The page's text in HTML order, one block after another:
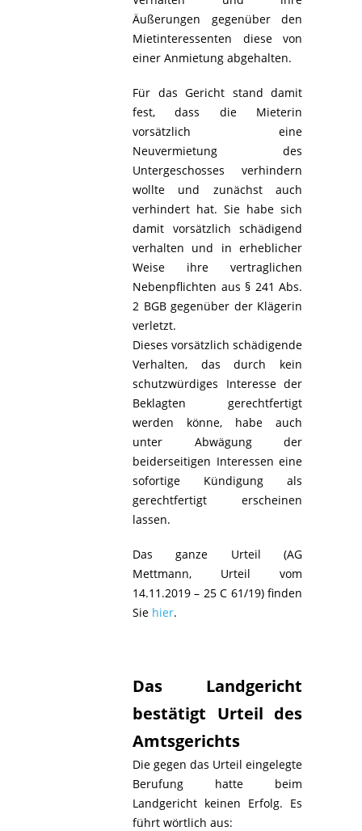
Äußerungen gegenüber den
Mietinteressenten diese von
einer Anmietung abgehalten.
Für das Gericht stand damit
fest, dass die Mieterin
vorsätzlich eine
Neuvermietung des
Untergeschosses verhindern
wollte und zunächst auch
verhindert hat. Sie habe sich
damit vorsätzlich schädigend
verhalten und in erheblicher
Weise ihre vertraglichen
Nebenpflichten aus § 241 Abs.
2 BGB gegenüber der Klägerin
verletzt.
Dieses vorsätzlich schädigende
Verhalten, das durch kein
schutzwürdiges Interesse der
Beklagten gerechtfertigt
werden könne, habe auch
unter Abwägung der
beiderseitigen Interessen eine
sofortige Kündigung als
gerechtfertigt erscheinen
lassen.
Das ganze Urteil (AG
Mettmann, Urteil vom
14.11.2019 – 25 C 61/19) finden
Sie hier.
Das Landgericht
bestätigt Urteil des
Amtsgerichts
Die gegen das Urteil eingelegte
Berufung hatte beim
Landgericht keinen Erfolg. Es
führt wörtlich aus: